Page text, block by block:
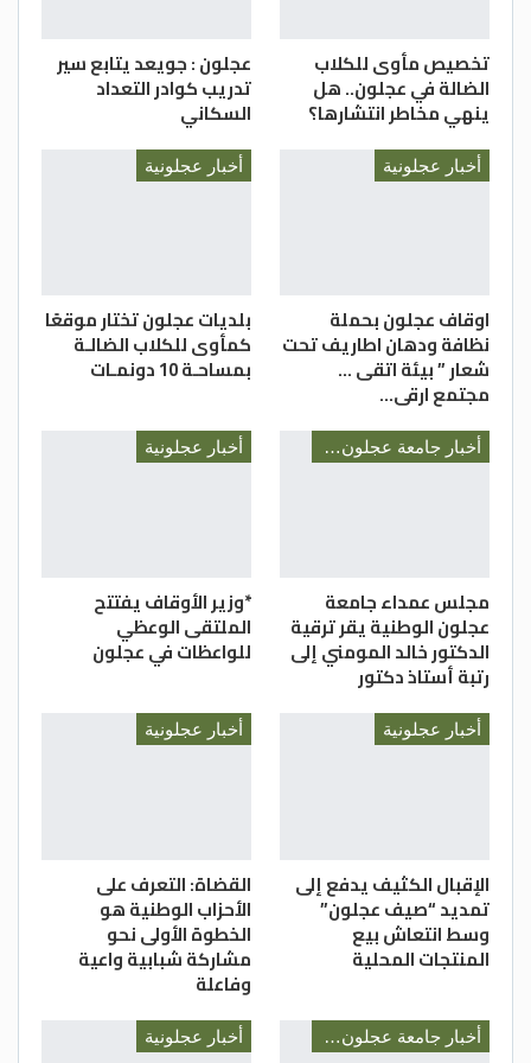
متمنيا التوفيق والتقدم في ظل الراية
الهاشمية .
قسم الإعلام/مديرية التربية والتعليم عجلون
تخصيص مأوى للكلاب
الضالة في عجلون.. هل
ينهي مخاطر انتشارها؟
عجلون : جويعد يتابع سير
تدريب كوادر التعداد
السكاني
أخبار عجلونية
اوقاف عجلون بحملة
نظافة ودهان اطاريف تحت
شعار ” بيئة اتقى …
مجتمع ارقى…
أخبار عجلونية
بلديات عجلون تختار موقعًا
كمأوى للكلاب الضالـة
بمساحـة 10 دونمـات
أخبار جامعة عجلون الوطنية
مجلس عمداء جامعة
عجلون الوطنية يقر ترقية
الدكتور خالد المومني إلى
رتبة أستاذ دكتور
أخبار عجلونية
*وزير الأوقاف يفتتح
الملتقى الوعظي
للواعظات في عجلون
أخبار عجلونية
الإقبال الكثيف يدفع إلى
تمديد “صيف عجلون”
وسط انتعاش بيع
المنتجات المحلية
أخبار عجلونية
القضاة: التعرف على
الأحزاب الوطنية هو
الخطوة الأولى نحو
مشاركة شبابية واعية
وفاعلة
أخبار جامعة عجلون الوطنية أخبار عجلونية